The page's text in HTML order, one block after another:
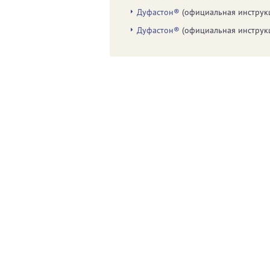
Дуфастон® (официальная
Дуфастон® (официальная